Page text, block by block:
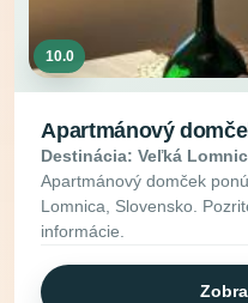
10.0
Apartmánový
Destinácia: Veľká
Apartmánový domček
Lomnica, Slovensko.
informácie.